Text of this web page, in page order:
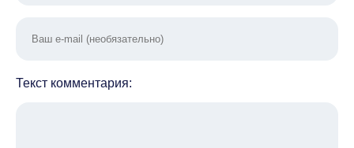
Текст комментария: